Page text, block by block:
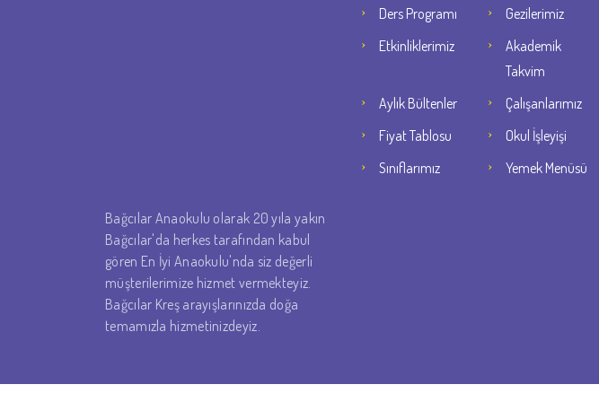
Bağcılar Anaokulu olarak 20 yıla yakın
Bağcılar'da herkes tarafından kabul
gören En İyi Anaokulu'nda siz değerli
müşterilerimize hizmet vermekteyiz.
Bağcılar Kreş arayışlarınızda doğa
temamızla hizmetinizdeyiz.
Ders Programı
Gezilerimiz
Etkinliklerimiz
Akademik
Takvim
Aylık Bültenler
Çalışanlarımız
Fiyat Tablosu
Okul İşleyişi
Sınıflarımız
Yemek Menüsü